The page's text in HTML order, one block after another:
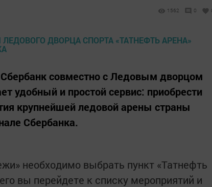
1562 0
Сбербанк совместно с Ледовым дворцом
удобный и простой сервис: приобрести
крупнейшей ледовой арены страны
Сбербанка.
необходимо выбрать пункт «Татнефть
вы перейдете к списку мероприятий и